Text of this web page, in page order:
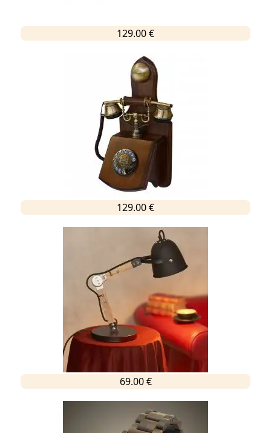
129.00 €
129.00 €
69.00 €